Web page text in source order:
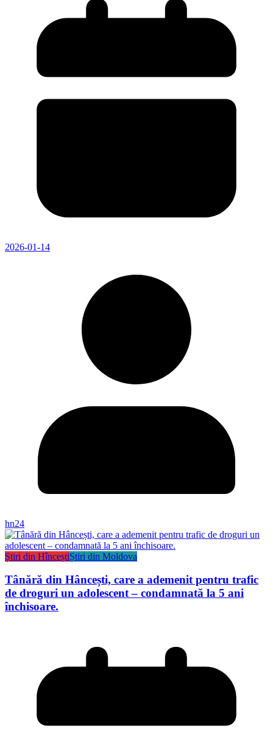
2026-01-14
hn24
Știri din HînceștiȘtiri din Moldova
Tânără din Hâncești, care a ademenit pentru trafic
de droguri un adolescent – condamnată la 5 ani
închisoare.